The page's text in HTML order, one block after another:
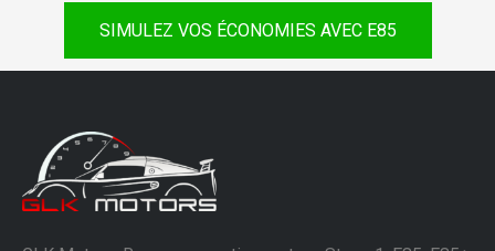
SIMULEZ VOS ÉCONOMIES AVEC E85